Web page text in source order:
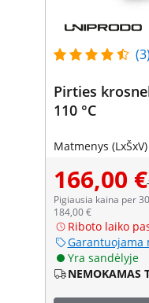
(3)
Pirties
110 °C
Matmenys (LxŠxV)
166,00 €
Pigiausia kaina per
184,00 €
Riboto laiko
Garantuojama
Yra sandėlyje
NEMOKAMAS